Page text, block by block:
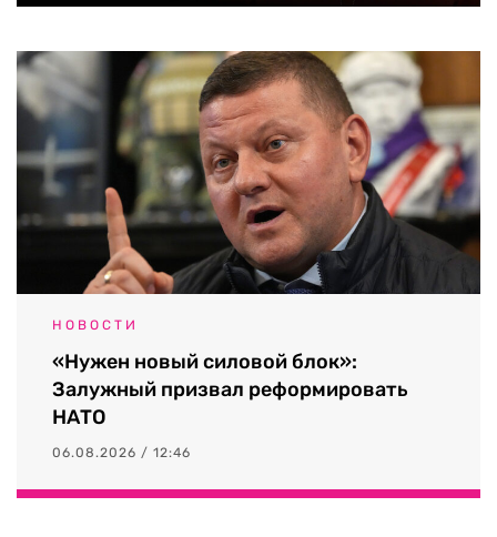
НОВОСТИ
«Нужен новый силовой блок»:
Залужный призвал реформировать
НАТО
06.08.2026 / 12:46